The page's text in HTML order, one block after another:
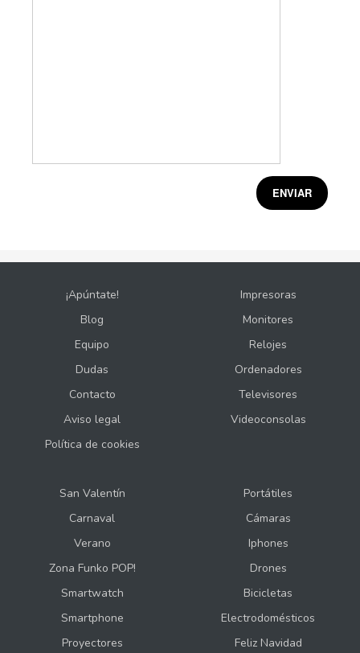
¡Apúntate!
Blog
Equipo
Dudas
Contacto
Aviso legal
Política de cookies
Impresoras
Monitores
Relojes
Ordenadores
Televisores
Videoconsolas
San Valentín
Carnaval
Verano
Zona Funko POP!
Smartwatch
Smartphone
Proyectores
Portátiles
Cámaras
Iphones
Drones
Bicicletas
Electrodomésticos
Feliz Navidad